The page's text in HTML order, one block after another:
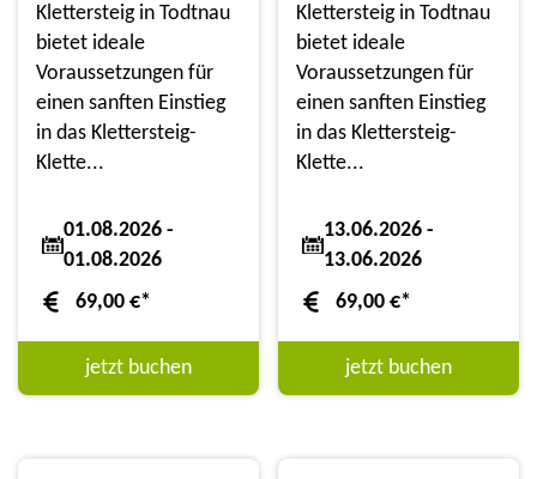
Klettersteig in Todtnau
bietet ideale
Voraussetzungen für
einen sanften Einstieg
in das Klettersteig-
Klette...
01.08.2026 -
01.08.2026
69,00 €*
jetzt buchen
Klettersteig in Todtnau
bietet ideale
Voraussetzungen für
einen sanften Einstieg
in das Klettersteig-
Klette...
13.06.2026 -
13.06.2026
69,00€*
jetzt buchen